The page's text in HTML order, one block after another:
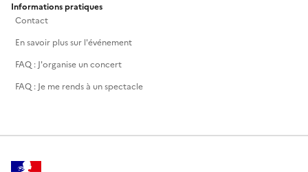
Informations pratiques
Contact
En savoir plus sur l'événement
FAQ : J'organise un concert
FAQ : Je me rends à un spectacle